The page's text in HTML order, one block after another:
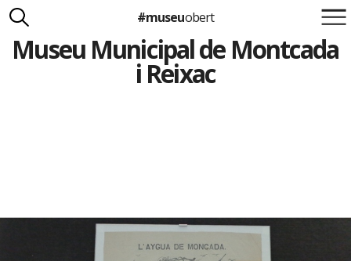
Suma't a la iniciativa
Carlota Royo
#museuobert
Museu Municipal de Montcada
i Reixac